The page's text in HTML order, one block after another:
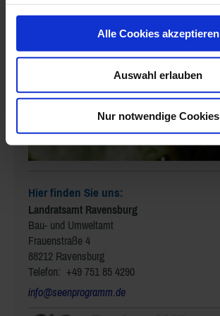
Alle Cookies akzeptieren
Auswahl erlauben
Nur notwendige Cookies
Hier finden Sie uns:
Landratsamt Ravensburg
Bau- und Umweltamt
Frauenstraße 4
88212 Ravensburg
Telefon: +49 751 85 4290
info@seenprogramm.de